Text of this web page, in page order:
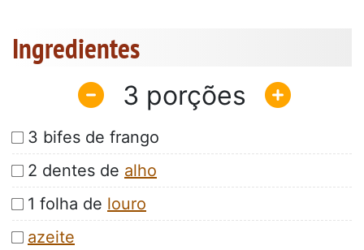
Ingredientes
3
3 bifes de frango
2 dentes de alho
1 folha de louro
azeite